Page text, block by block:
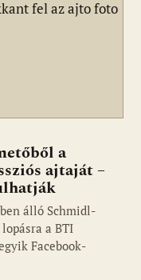
a
ajtaját –
álló Schmidl-
a BTI
Facebook-